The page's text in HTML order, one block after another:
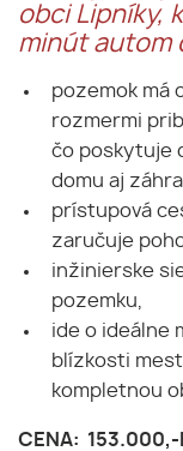
obci Lipníky,
minút autom
pozemok má
rozmermi
čo poskytuje
domu aj
prístupová
zaručuje
inžinierske
pozemku,
ide o ideálne
blízkosti
kompletnou
CENA: 153.000,-